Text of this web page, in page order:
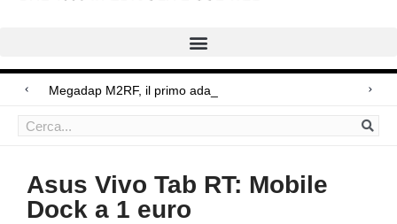
Megadap M2RF, il primo adattatore aut
Arri Rental, evoluzioni in arrivo
Asus Vivo Tab RT: Mobile
Dock a 1 euro